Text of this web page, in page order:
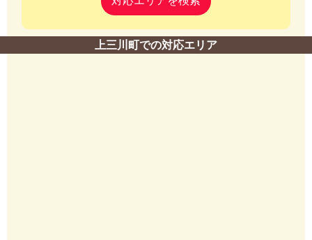
上三川町での対応エリア